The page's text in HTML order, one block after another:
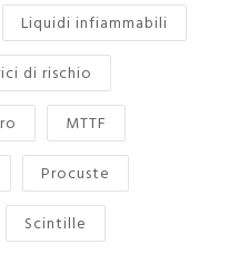
Liquidi infiammabili
di rischio
MTTF
Procuste
Scintille